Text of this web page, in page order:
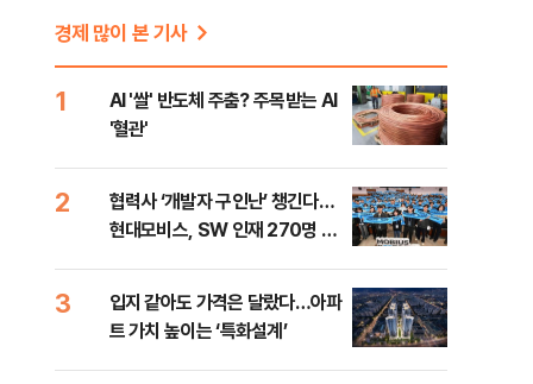
경제 많이 본 기사
1
AI '쌀' 반도체 주춤? 주목받는 AI
'혈관'
2
협력사 ‘개발자 구인난’ 챙긴다…
현대모비스, SW 인재 270명 육
3
입지 같아도 가격은 달랐다…아파
트 가치 높이는 ‘특화설계’